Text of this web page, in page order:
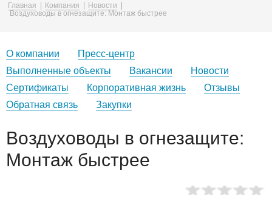
Главная Компания
Новости
Воздуховоды в огнезащите: Монтаж быстрее
О компании
Пресс-центр
Выполненные объекты
Вакансии
Новости
Сертификаты
Корпоративная жизнь
Отзывы
Обратная связь
Закупки
Воздуховоды в огнезащите:
Монтаж быстрее